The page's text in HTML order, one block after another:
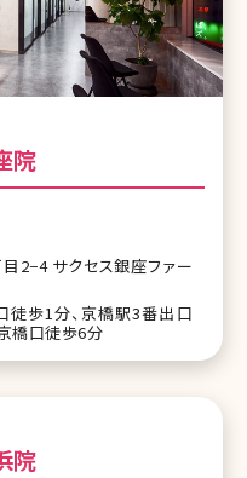
院
2−4 サクセス銀座ファー
徒歩1分、京橋駅3番出⼝
橋⼝徒歩6分
院